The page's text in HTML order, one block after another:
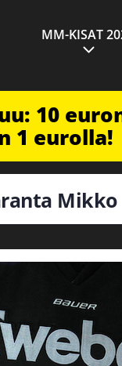
MM-KISAT
10
1 eurolla!
Mikko